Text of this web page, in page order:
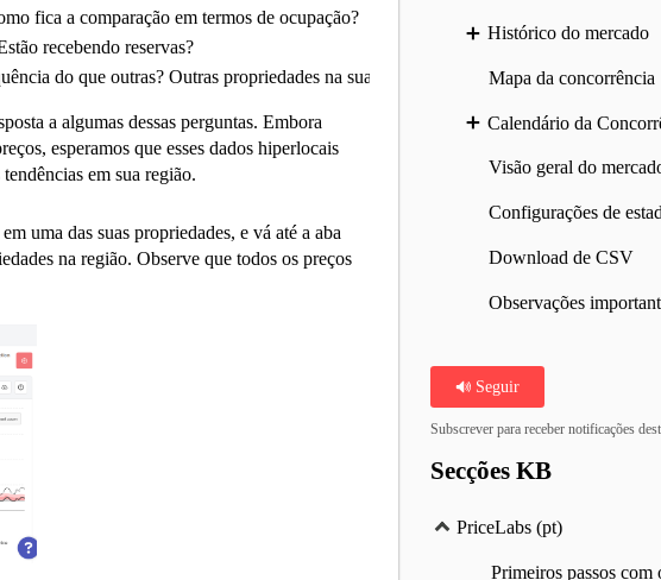
fica a comparação em termos de ocupação?
recebendo reservas?
do que outras? Outras propriedades na sua vizinhança imediata estão
a algumas dessas perguntas. Embora
esperamos que esses dados hiperlocais
em sua região.
uma das suas propriedades, e vá até a aba
na região. Observe que todos os preços
Histórico do mercado
Mapa da concorrência
Calendário da
Visão geral do
Configurações de
Download de CSV
Observações
Seguir
Subscrever para receber notificações
Secções KB
PriceLabs (pt)
Primeiros passos com